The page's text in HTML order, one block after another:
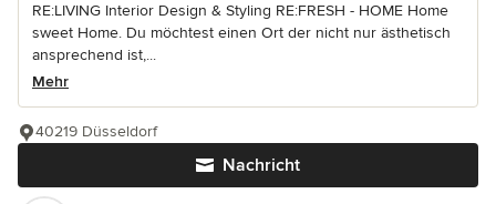
RE:LIVING Interior Design & Styling RE:FRESH - HOME Home
sweet Home. Du möchtest einen Ort der nicht nur ästhetisch
ansprechend ist,...
Mehr
Nachricht
40219 Düsseldorf